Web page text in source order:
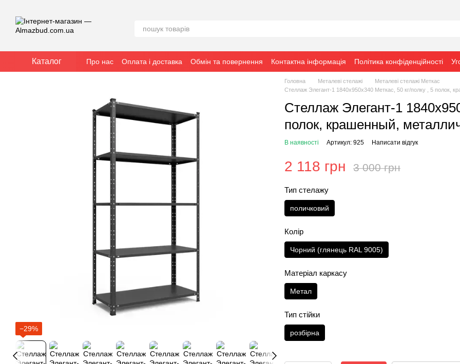
Каталог Про нас Оплата і доставка Обмін та повернення Контактна інформація Політика конфіденційності
−29%
Головна Металеві стелажі
Металеві стелажі Меткас
Стеллаж Элегант-1 1840х950х340 Меткас, 50 кг/полку , 5 полок,
Стеллаж Элегант-1
полок, крашенный,
В наявності Артикул: 925 Написати відгук
2 118 грн 3 000 грн
Тип стелажу
поличковий
Колір
Чорний (глянець RAL 9005)
Матеріал каркасу
Метал
Тип стійки
розбірна